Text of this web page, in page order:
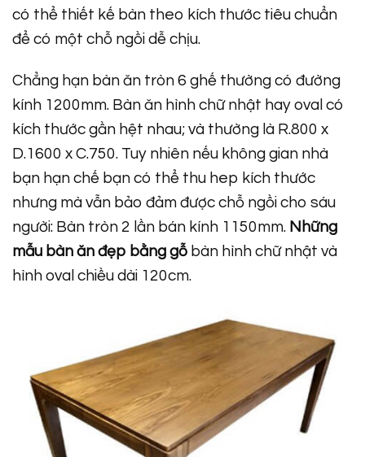
có thể thiết kế bàn theo kích thước tiêu chuẩn
để có một chỗ ngồi dễ chịu.
Chẳng hạn bàn ăn tròn 6 ghế thường có đường
kính 1200mm. Bàn ăn hình chữ nhật hay oval có
kích thước gần hệt nhau; và thường là R.800 x
D.1600 x C.750. Tuy nhiên nếu không gian nhà
bạn hạn chế bạn có thể thu hep kích thước
nhưng mà vẫn bảo đảm được chỗ ngồi cho sáu
người: Bàn tròn 2 lần bán kính 1150mm. Những
mẫu bàn ăn đẹp bằng gỗ bàn hình chữ nhật và
hình oval chiều dài 120cm.